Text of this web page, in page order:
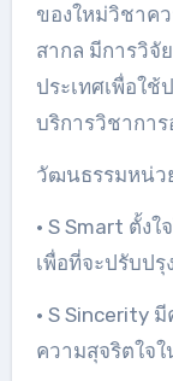
ของใหม่วิชาค
สากล มีการวิจั
ประเทศเพื่อใช้
บริการวิชาการ
วัฒนธรรมหน่ว
• S Smart ตั้ง
เพื่อที่จะปรับป
• S Sincerity
ความสุจริตใจ